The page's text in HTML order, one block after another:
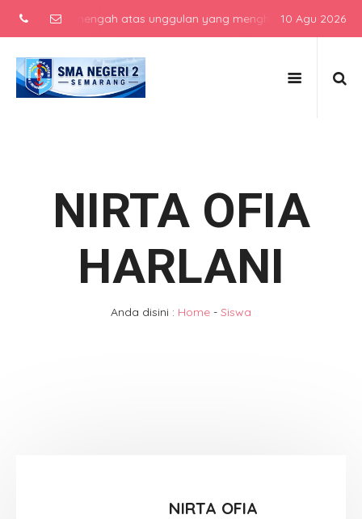
menengah atas unggulan yang menghasilkan lulusan
10 Agu 2026
NIRTA OFIA
HARLANI
Anda disini : Home - Siswa
NIRTA OFIA